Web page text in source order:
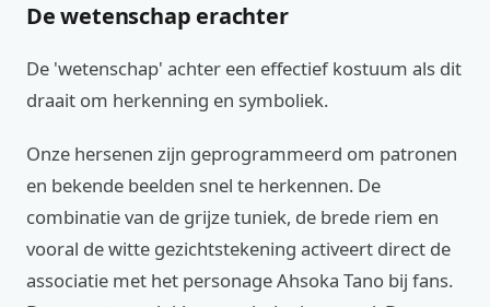
De wetenschap erachter
De 'wetenschap' achter een effectief kostuum als dit
draait om herkenning en symboliek.
Onze hersenen zijn geprogrammeerd om patronen
en bekende beelden snel te herkennen. De
combinatie van de grijze tuniek, de brede riem en
vooral de witte gezichtstekening activeert direct de
associatie met het personage Ahsoka Tano bij fans.